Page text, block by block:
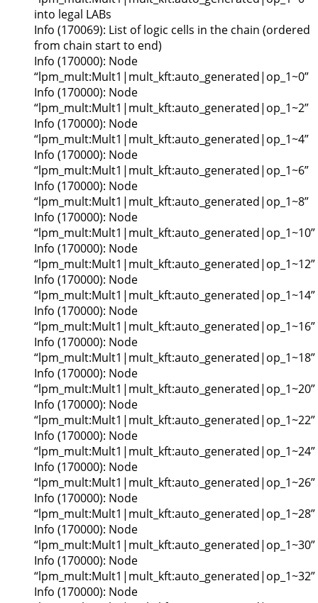
into legal LABs
Info (170069): List of logic cells in the chain (ordered
from chain start to end)
Info (170000): Node
“lpm_mult:Mult1|mult_kft:auto_generated|op_1~0”
Info (170000): Node
“lpm_mult:Mult1|mult_kft:auto_generated|op_1~2”
Info (170000): Node
“lpm_mult:Mult1|mult_kft:auto_generated|op_1~4”
Info (170000): Node
“lpm_mult:Mult1|mult_kft:auto_generated|op_1~6”
Info (170000): Node
“lpm_mult:Mult1|mult_kft:auto_generated|op_1~8”
Info (170000): Node
“lpm_mult:Mult1|mult_kft:auto_generated|op_1~10”
Info (170000): Node
“lpm_mult:Mult1|mult_kft:auto_generated|op_1~12”
Info (170000): Node
“lpm_mult:Mult1|mult_kft:auto_generated|op_1~14”
Info (170000): Node
“lpm_mult:Mult1|mult_kft:auto_generated|op_1~16”
Info (170000): Node
“lpm_mult:Mult1|mult_kft:auto_generated|op_1~18”
Info (170000): Node
“lpm_mult:Mult1|mult_kft:auto_generated|op_1~20”
Info (170000): Node
“lpm_mult:Mult1|mult_kft:auto_generated|op_1~22”
Info (170000): Node
“lpm_mult:Mult1|mult_kft:auto_generated|op_1~24”
Info (170000): Node
“lpm_mult:Mult1|mult_kft:auto_generated|op_1~26”
Info (170000): Node
“lpm_mult:Mult1|mult_kft:auto_generated|op_1~28”
Info (170000): Node
“lpm_mult:Mult1|mult_kft:auto_generated|op_1~30”
Info (170000): Node
“lpm_mult:Mult1|mult_kft:auto_generated|op_1~32”
Info (170000): Node